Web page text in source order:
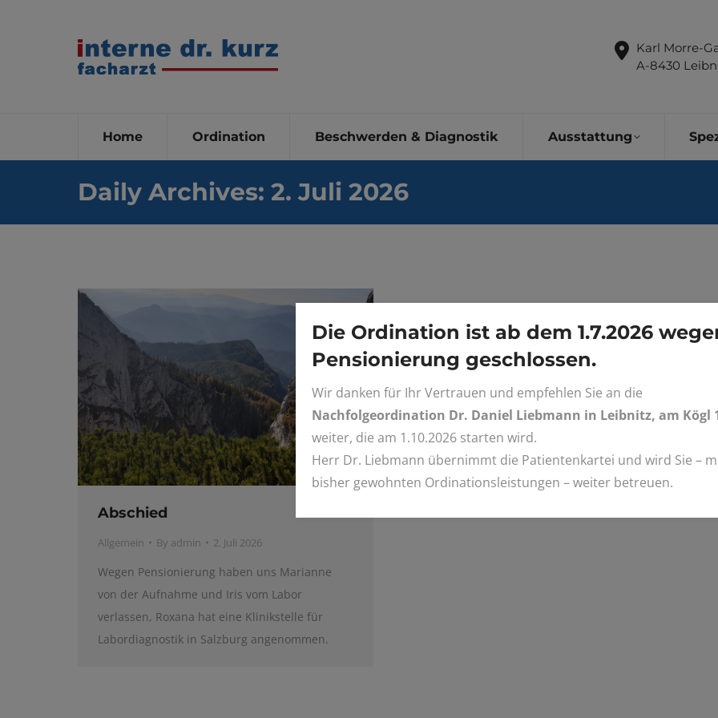
Die Ordination ist ab dem 1.7.2026
Pensionierung geschlossen.
Wir danken für Ihr Vertrauen und empfehlen Sie an die
Nachfolgeordination Dr. Daniel Liebmann in Leibnitz, am Kögl
weiter, die am 1.10.2026 starten wird.
Herr Dr. Liebmann übernimmt die Patientenkartei und wird Sie –
bisher gewohnten Ordinationsleistungen – weiter betreuen.
Karl Morre-
A-8430
Home Ordination Beschwerden & Diagnostik Ausstattung
Daily Archives: 2. Juli 2026
Abschied
Allgemein By admin 2. Juli 2026
Wegen Pensionierung haben uns Marianne
von der Aufnahme und Iris vom Labor
verlassen, Roxana hat eine Klinikstelle für
Labordiagnostik in Salzburg angenommen.